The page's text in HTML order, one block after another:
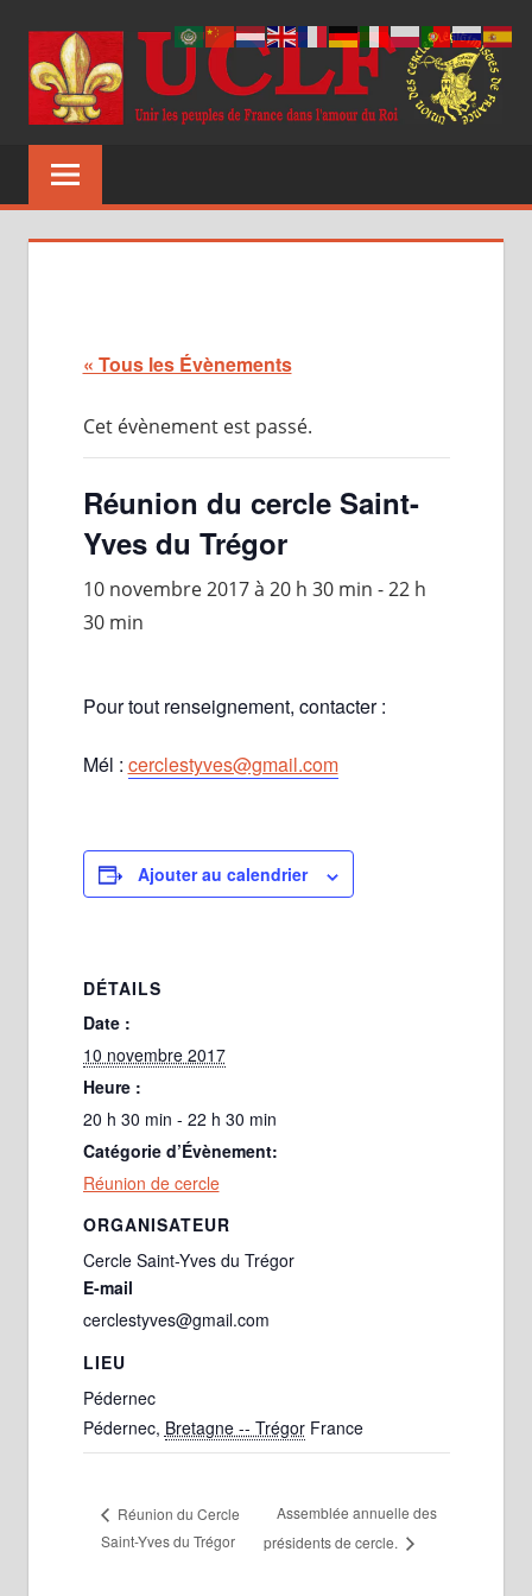
contenu
Unir
de
« Tous les Évènements
Cet évènement est passé.
Réunion du cercle Saint-
Yves du Trégor
10 novembre 2017 à 20 h 30 min -22 h
30 min
Pour tout renseignement, contacter :
Mél : cerclestyves@gmail.com
Ajouter au calendrier
DÉTAILS
Date :
10 novembre 2017
Heure :
20 h 30 min - 22 h 30 min
Catégorie d’Évènement:
Réunion de cercle
LIEU
Pédernec
Pédernec, Bretagne -- Trégor France
ORGANISATEUR
Cercle Saint-Yves du Trégor
E-mail
cerclestyves@gmail.com
Réunion du Cercle
Saint-Yves du Trégor
Assemblée annuelle des
présidents de cercle.